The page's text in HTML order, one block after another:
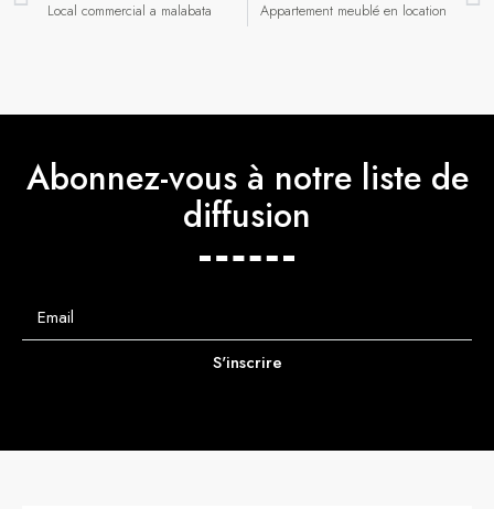
Local commercial a malabata Appartement meublé en location
Abonnez-vous à notre liste de
diffusion
S'inscrire